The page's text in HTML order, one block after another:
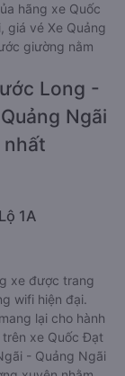
hãng xe Quốc
giá vé Xe Quảng
giường nằm
Long -
Ngãi
nhất
1A
xe được trang
wifi hiện đại.
lại cho hành
xe Quốc Đạt
- Quảng Ngãi